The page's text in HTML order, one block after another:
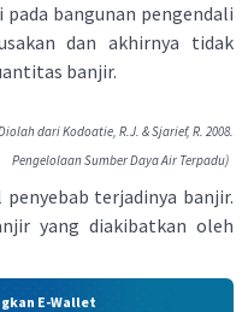
bangunan pengendali
dan akhirnya tidak
banjir.
dari Kodoatie, R.J. & Sjarief, R. 2008.
Pengelolaan Sumber Daya Air Terpadu)
terjadinya banjir.
yang diakibatkan oleh
E-Wallet